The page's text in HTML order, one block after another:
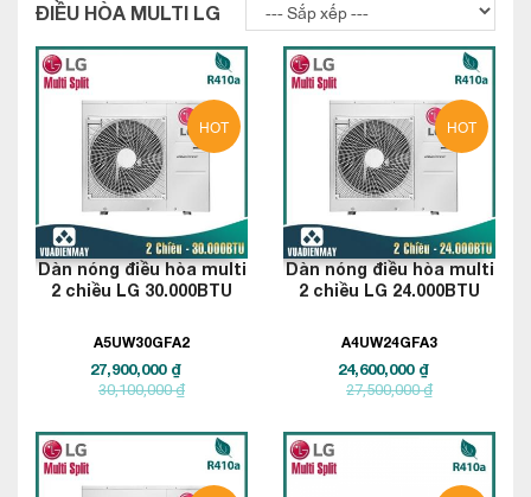
ĐIỀU HÒA MULTI LG
HOT
Dàn nóng điều hòa multi
2 chiều LG 30.000BTU
A5UW30GFA2
27,900,000 ₫
30,100,000 ₫
HOT
Dàn nóng điều hòa multi
2 chiều LG 24.000BTU
A4UW24GFA3
24,600,000 ₫
27,500,000 ₫